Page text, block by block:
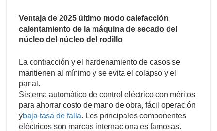
Ventaja de 2025 último modo calefacción
calentamiento de la máquina de secado del
núcleo del núcleo del rodillo
La contracción y el hardenamiento de casos se
mantienen al mínimo y se evita el colapso y el
panal.
Sistema automático de control eléctrico con méritos
para ahorrar costo de mano de obra, fácil operación
ybaja tasa de falla. Los principales componentes
eléctricos son marcas internacionales famosas.